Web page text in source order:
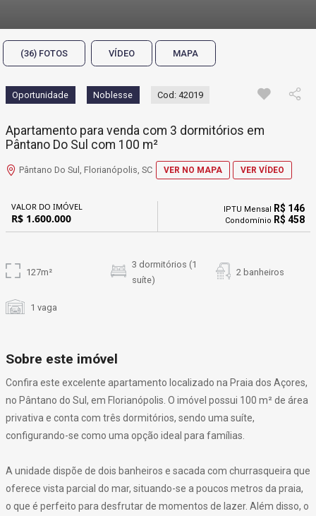
(36) FOTOS VÍDEO MAPA
Oportunidade Noblesse Cod: 42019
Apartamento para venda com 3 dormitórios em
Pântano Do Sul com 100 m²
Pântano Do Sul, Florianópolis, SC VER NO MAPA VER VÍDEO
VALOR DO IMÓVEL
R$ 1.600.000
IPTU Mensal R$ 146
Condomínio R$ 458
127m²
3 dormitórios (1
suíte)
2 banheiros
1 vaga
Sobre este imóvel
Confira este excelente apartamento localizado na Praia dos Açores,
no Pântano do Sul, em Florianópolis. O imóvel possui 100 m² de área
privativa e conta com três dormitórios, sendo uma suíte,
configurando-se como uma opção ideal para famílias.
A unidade dispõe de dois banheiros e sacada com churrasqueira que
oferece vista parcial do mar, situando-se a poucos metros da praia,
o que é perfeito para desfrutar de momentos de lazer. Além disso, o